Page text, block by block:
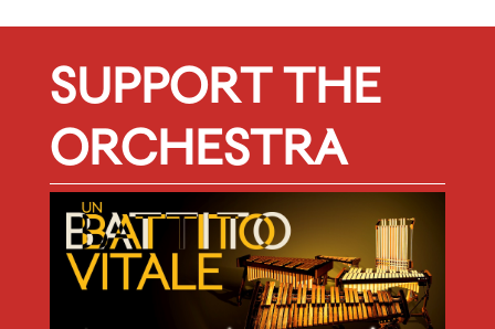
SUPPORT THE
ORCHESTRA